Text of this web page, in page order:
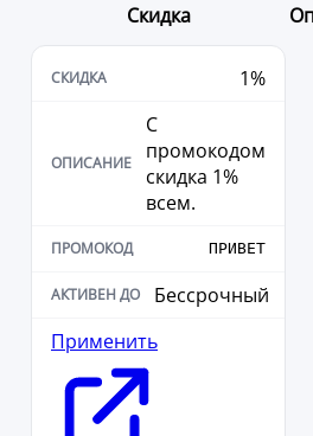
Скидка
1%
С
промокодом
скидка 1%
всем.
ПРИВЕТ
Бессрочный
Применить